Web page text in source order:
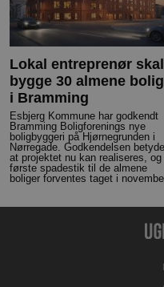
Lokal entreprenør skal
bygge 30 almene
i Bramming
Esbjerg Kommune har godkendt
Bramming Boligforenings nye
boligbyggeri på Hjørnegrunden i
Nørregade. Godkendelsen
at projektet nu kan realiseres, og
første spadestik til de almene
boliger forventes taget i